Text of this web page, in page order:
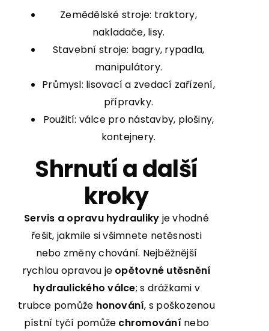
Zemědělské stroje: traktory,
nakladače, lisy.
Stavební stroje: bagry, rypadla,
manipulátory.
Průmysl: lisovací a zvedací zařízení,
přípravky.
Použití: válce pro nástavby, plošiny,
kontejnery.
Shrnutí a další
kroky
Servis a opravu hydrauliky je vhodné
řešit, jakmile si všimnete netěsnosti
nebo změny chování. Nejběžnější
rychlou opravou je opětovné utěsnění
hydraulického válce; s drážkami v
trubce pomůže honování, s poškozenou
pístní tyčí pomůže chromování nebo